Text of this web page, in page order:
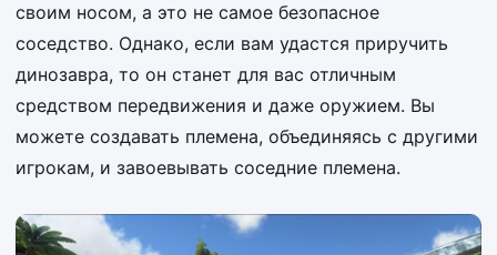
своим носом, а это не самое безопасное
соседство. Однако, если вам удастся приручить
динозавра, то он станет для вас отличным
средством передвижения и даже оружием. Вы
можете создавать племена, объединяясь с другими
игрокам, и завоевывать соседние племена.